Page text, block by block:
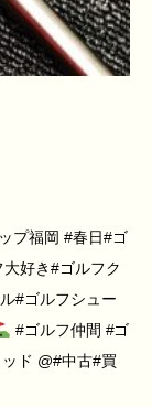
プ福岡 #春日#ゴ
好き#ゴルフク
#ゴルフシュー
#ゴルフ仲間 #ゴ
ド @#中古#買